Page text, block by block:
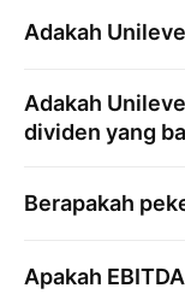
Adakah
Adakah
dividen yang
Berapakah
Apakah EBITDA